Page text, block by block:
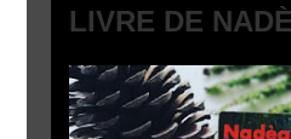
LIVRE DE